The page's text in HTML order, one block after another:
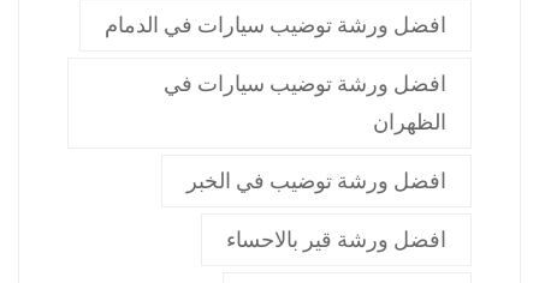
افضل ورشة توضيب سيارات في الدمام
افضل ورشة توضيب سيارات في
الظهران
افضل ورشة توضيب في الخبر
افضل ورشة قير بالاحساء